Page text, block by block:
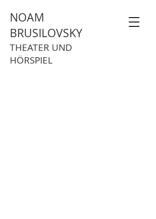
NOAM
BRUSILOVSKY
THEATER UND
HÖRSPIEL